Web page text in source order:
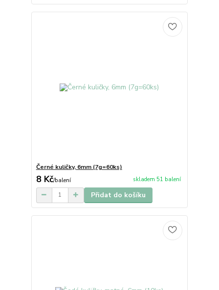
Černé kuličky, 6mm (7g=60ks)
8 Kč/balení skladem 51 balení
Přidat do košíku